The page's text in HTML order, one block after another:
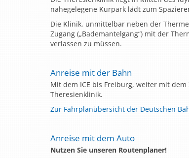
nahegelegene Kurpark lädt zum
Die Klinik, unmittelbar neben der
Zugang („Bademantelgang“) mit der
verlassen zu müssen.
Anreise mit der Bahn
Mit dem ICE bis Freiburg, weiter mit
Theresienklinik.
Zur Fahrplanübersicht der Deutschen
Anreise mit dem Auto
Nutzen Sie unseren Routenplaner!